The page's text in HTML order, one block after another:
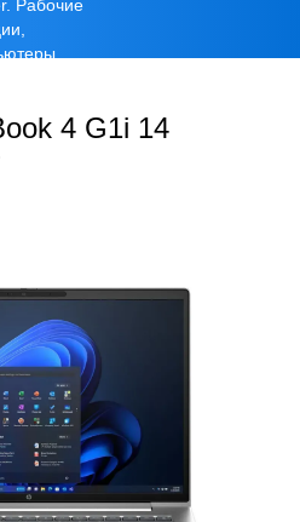
4 G1i 14